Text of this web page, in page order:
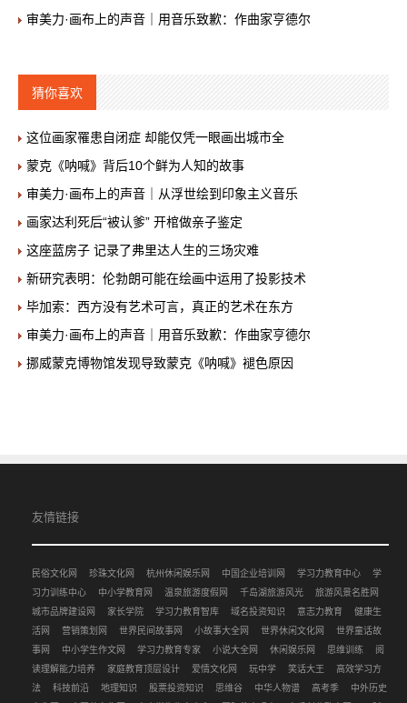
审美力·画布上的声音｜用音乐致歉：作曲家亨德尔
猜你喜欢
这位画家罹患自闭症 却能仅凭一眼画出城市全
蒙克《呐喊》背后10个鲜为人知的故事
审美力·画布上的声音｜从浮世绘到印象主义音乐
画家达利死后“被认爹” 开棺做亲子鉴定
这座蓝房子 记录了弗里达人生的三场灾难
新研究表明：伦勃朗可能在绘画中运用了投影技术
毕加索：西方没有艺术可言，真正的艺术在东方
审美力·画布上的声音｜用音乐致歉：作曲家亨德尔
挪威蒙克博物馆发现导致蒙克《呐喊》褪色原因
友情链接
民俗文化网 珍珠文化网 杭州休闲娱乐网 中国企业培训网 学习力教育中心
学
习力训练中心
中小学教育网 温泉旅游度假网 千岛湖旅游风光
旅游风景名胜网
城市品牌建设网
家长学院 学习力教育智库 域名投资知识 意志力教育
健康生
活网
营销策划网 世界民间故事网 小故事大全网 世界休闲文化网
世界童话故
事网
中小学生作文网 学习力教育专家 小说大全网 休闲娱乐网 思维训练
阅
读理解能力培养
家庭教育顶层设计 爱情文化网 玩中学 笑话大王
高效学习方
法
科技前沿 地理知识 股票投资知识 思维谷 中华人物谱 高考季
中外历史